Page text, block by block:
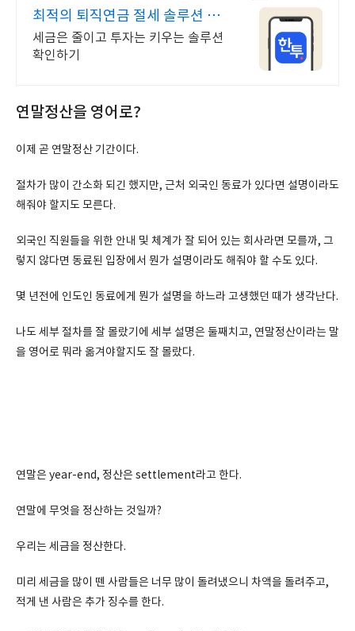
최적의 퇴직연금 절세 솔루션 쉽
고 빠른 계좌 개설
세금은 줄이고 투자는 키우는 솔루션
확인하기
연말정산을 영어로?
이제 곧 연말정산 기간이다.
절차가 많이 간소화 되긴 했지만, 근처 외국인 동료가 있다면 설명이라도
해줘야 할지도 모른다.
외국인 직원들을 위한 안내 및 체계가 잘 되어 있는 회사라면 모를까, 그
렇지 않다면 동료된 입장에서 뭔가 설명이라도 해줘야 할 수도 있다.
몇 년전에 인도인 동료에게 뭔가 설명을 하느라 고생했던 때가 생각난다.
나도 세부 절차를 잘 몰랐기에 세부 설명은 둘째치고, 연말정산이라는 말
을 영어로 뭐라 옮겨야할지도 잘 몰랐다.
연말은 year-end, 정산은 settlement라고 한다.
연말에 무엇을 정산하는 것일까?
우리는 세금을 정산한다.
미리 세금을 많이 뗀 사람들은 너무 많이 돌려냈으니 차액을 돌려주고,
적게 낸 사람은 추가 징수를 한다.